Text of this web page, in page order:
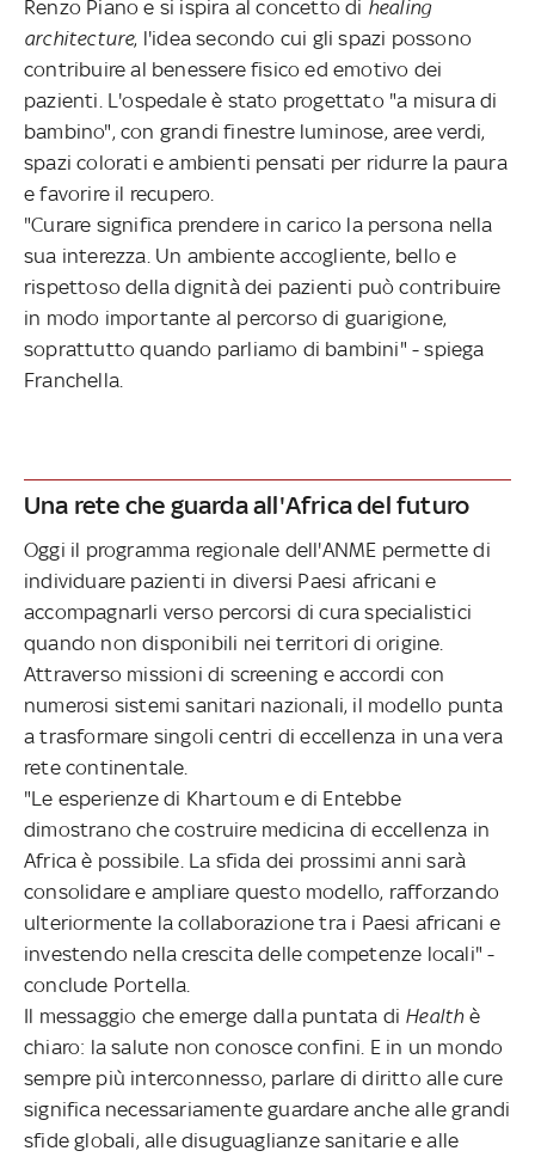
Renzo Piano e si ispira al concetto di healing
architecture, l'idea secondo cui gli spazi possono
contribuire al benessere fisico ed emotivo dei
pazienti. L'ospedale è stato progettato "a misura di
bambino", con grandi finestre luminose, aree verdi,
spazi colorati e ambienti pensati per ridurre la paura
e favorire il recupero.
"Curare significa prendere in carico la persona nella
sua interezza. Un ambiente accogliente, bello e
rispettoso della dignità dei pazienti può contribuire
in modo importante al percorso di guarigione,
soprattutto quando parliamo di bambini" - spiega
Franchella.
Una rete che guarda all'Africa del futuro
Oggi il programma regionale dell'ANME permette di
individuare pazienti in diversi Paesi africani e
accompagnarli verso percorsi di cura specialistici
quando non disponibili nei territori di origine.
Attraverso missioni di screening e accordi con
numerosi sistemi sanitari nazionali, il modello punta
a trasformare singoli centri di eccellenza in una vera
rete continentale.
"Le esperienze di Khartoum e di Entebbe
dimostrano che costruire medicina di eccellenza in
Africa è possibile. La sfida dei prossimi anni sarà
consolidare e ampliare questo modello, rafforzando
ulteriormente la collaborazione tra i Paesi africani e
investendo nella crescita delle competenze locali" -
conclude Portella.
Il messaggio che emerge dalla puntata di Healthè
chiaro: la salute non conosce confini. E in un mondo
sempre più interconnesso, parlare di diritto alle cure
significa necessariamente guardare anche alle grandi
sfide globali, alle disuguaglianze sanitarie e alle